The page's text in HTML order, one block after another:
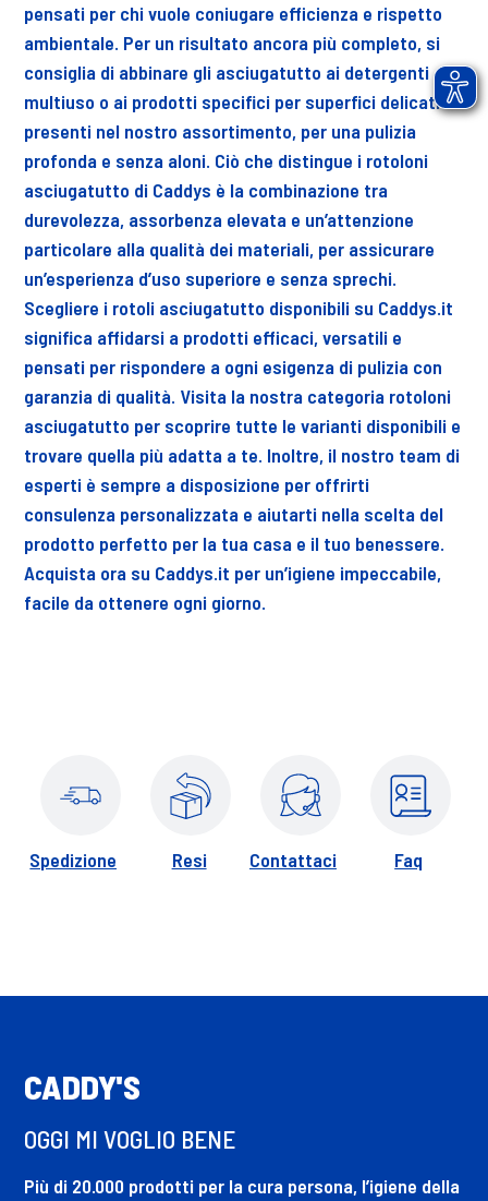
pensati per chi vuole coniugare efficienza e rispetto
ambientale. Per un risultato ancora più completo, si
consiglia di abbinare gli asciugatutto ai detergenti
multiuso o ai prodotti specifici per superfici delicati
presenti nel nostro assortimento, per una pulizia
profonda e senza aloni. Ciò che distingue i rotoloni
asciugatutto di Caddys è la combinazione tra
durevolezza, assorbenza elevata e un’attenzione
particolare alla qualità dei materiali, per assicurare
un’esperienza d’uso superiore e senza sprechi.
Scegliere i rotoli asciugatutto disponibili su Caddys.it
significa affidarsi a prodotti efficaci, versatili e
pensati per rispondere a ogni esigenza di pulizia con
garanzia di qualità. Visita la nostra categoria rotoloni
asciugatutto per scoprire tutte le varianti disponibili e
trovare quella più adatta a te. Inoltre, il nostro team di
esperti è sempre a disposizione per offrirti
consulenza personalizzata e aiutarti nella scelta del
prodotto perfetto per la tua casa e il tuo benessere.
Acquista ora su Caddys.it per un’igiene impeccabile,
facile da ottenere ogni giorno.
Spedizione Resi Contattaci Faq
CADDY'S
OGGI MI VOGLIO BENE
Più di 20.000 prodotti per la cura persona, l’igiene della